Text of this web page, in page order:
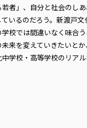
者」、自分と社会のし
いるのだろう。新渡戸
校では間違いなく味合
来を変えていきたいと
学校・高等学校のリアル